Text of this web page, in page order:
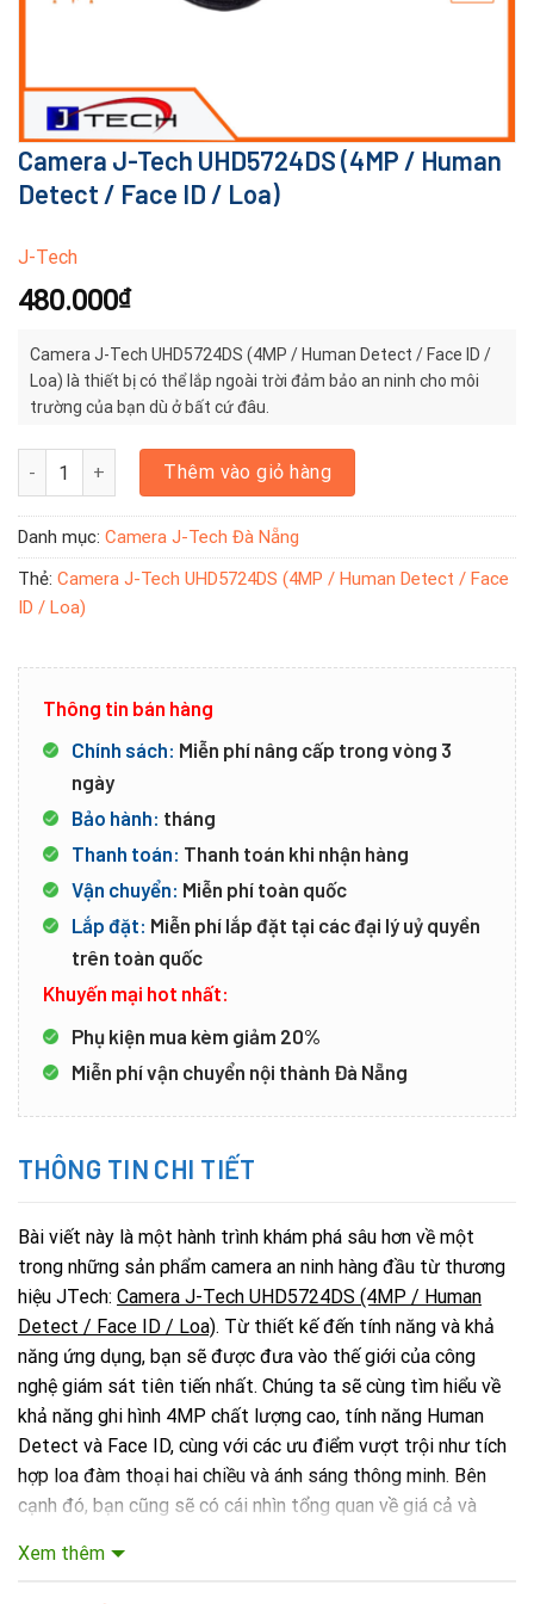
Camera J-Tech UHD5724DS (4MP / Human
Detect / Face ID / Loa)
J-Tech
480.000₫
Camera J-Tech UHD5724DS (4MP / Human Detect / Face ID /
Loa) là thiết bị có thể lắp ngoài trời đảm bảo an ninh cho môi
trường của bạn dù ở bất cứ đâu.
Camera J-Tech UHD5724DS (4MP / Human Detect / Face ID /
Thêm vào giỏ hàng
Danh mục: Camera J-Tech Đà Nẵng
Thẻ: Camera J-Tech UHD5724DS (4MP / Human Detect / Face
ID / Loa)
Thông tin bán hàng
Chính sách: Miễn phí nâng cấp trong vòng 3
ngày
Bảo hành: tháng
Thanh toán: Thanh toán khi nhận hàng
Vận chuyển: Miễn phí toàn quốc
Lắp đặt: Miễn phí lắp đặt tại các đại lý uỷ quyền
trên toàn quốc
Khuyến mại hot nhất:
Phụ kiện mua kèm giảm 20%
Miễn phí vận chuyển nội thành Đà Nẵng
THÔNG TIN CHI TIẾT
Bài viết này là một hành trình khám phá sâu hơn về một
trong những sản phẩm camera an ninh hàng đầu từ thương
hiệu JTech: Camera J-Tech UHD5724DS (4MP / Human
Detect / Face ID / Loa). Từ thiết kế đến tính năng và khả
năng ứng dụng, bạn sẽ được đưa vào thế giới của công
nghệ giám sát tiên tiến nhất. Chúng ta sẽ cùng tìm hiểu về
khả năng ghi hình 4MP chất lượng cao, tính năng Human
Detect và Face ID, cùng với các ưu điểm vượt trội như tích
hợp loa đàm thoại hai chiều và ánh sáng thông minh. Bên
cạnh đó, bạn cũng sẽ có cái nhìn tổng quan về giá cả và
thiết bịCamera Jtech Đà Nẵng
Xem thêm